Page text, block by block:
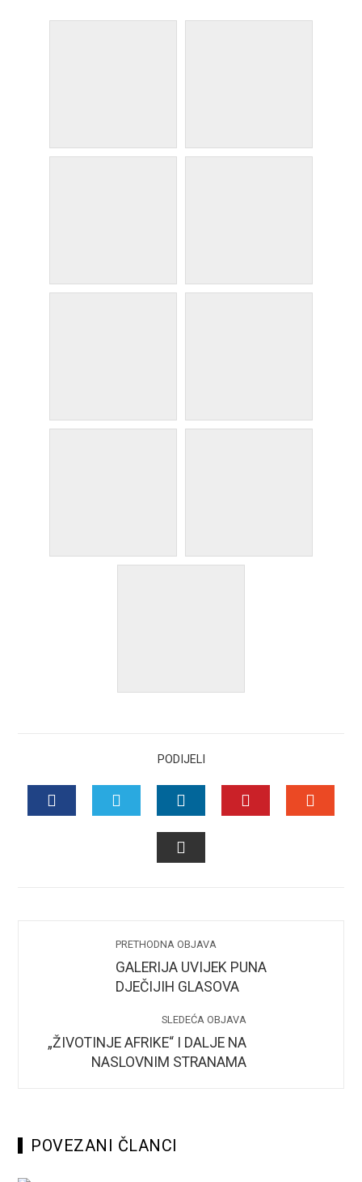
PODIJELI
TWITTERLINKEDIN
PRETHODNA OBJAVA
GALERIJA UVIJEK PUNA
DJEČIJIH GLASOVA
SLEDEĆA OBJAVA
„ŽIVOTINJE AFRIKE“ I DALJE NA
NASLOVNIM STRANAMA
POVEZANI ČLANCI